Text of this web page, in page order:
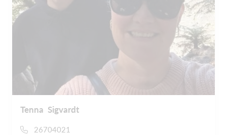
Tenna Sigvardt
26704021